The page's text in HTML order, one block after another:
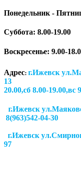
Понедельник -
Суббота: 8.00-19.00
Воскресенье: 9.00-
Адрес: г.Ижевск
13
20.00,сб 8.00-19.00,вс
г.Ижевск
8(963)542-04-30
г.Ижевск
97